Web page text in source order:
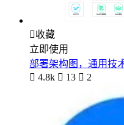
收藏
立即使用
部署架构图，通用技
 4.8k  13  2